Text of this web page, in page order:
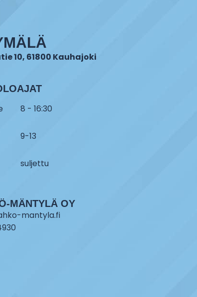
10, 61800 Kauhajoki
8 - 16:30
9-13
suljettu
MÄNTYLÄ OY
mantyla.fi